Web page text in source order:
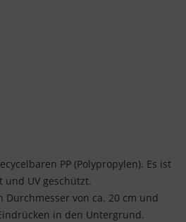
PP (Polypropylen). Es ist
und UV geschützt.
von ca. 20 cm und
in den Untergrund.